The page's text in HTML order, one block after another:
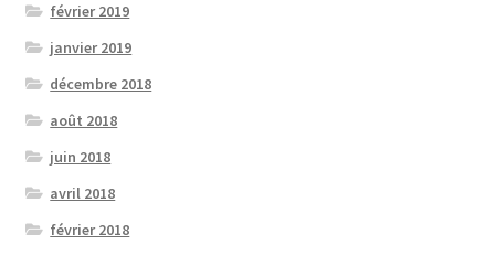
février 2019
janvier 2019
décembre 2018
août 2018
juin 2018
avril 2018
février 2018